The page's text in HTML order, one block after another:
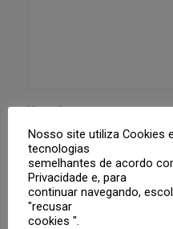
Nome*
E-mail *
Nosso site utiliza Cookies
tecnologias
semelhantes de acordo
Privacidade e, para
continuar navegando,
"recusar
cookies ".